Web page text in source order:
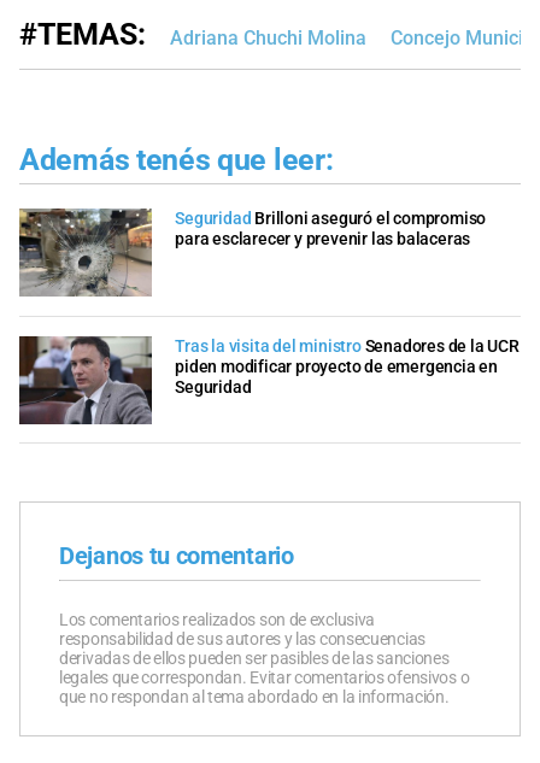
#TEMAS: Adriana Chuchi Molina Concejo
Además tenés que leer:
Seguridad Brilloni aseguró el compromiso
para esclarecer y prevenir las balaceras
Tras la visita del ministroSenadores de la UCR
piden modificar proyecto de emergencia en
Seguridad
Dejanos tu comentario
Los comentarios realizados son de exclusiva
responsabilidad de sus autores y las consecuencias
derivadas de ellos pueden ser pasibles de las sanciones
legales que correspondan. Evitar comentarios ofensivos o
que no respondan al tema abordado en la información.